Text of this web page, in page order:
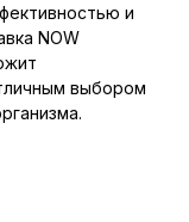
и
NOW
выбором